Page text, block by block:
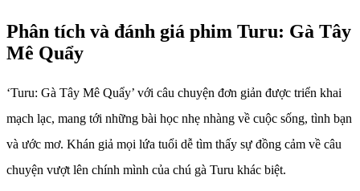
Phân tích và đánh giá phim Turu: Gà Tây
Mê Quẩy
‘Turu: Gà Tây Mê Quẩy’ với câu chuyện đơn giản được triển khai
mạch lạc, mang tới những bài học nhẹ nhàng về cuộc sống, tình bạn
và ước mơ. Khán giả mọi lứa tuổi dễ tìm thấy sự đồng cảm về câu
chuyện vượt lên chính mình của chú gà Turu khác biệt.